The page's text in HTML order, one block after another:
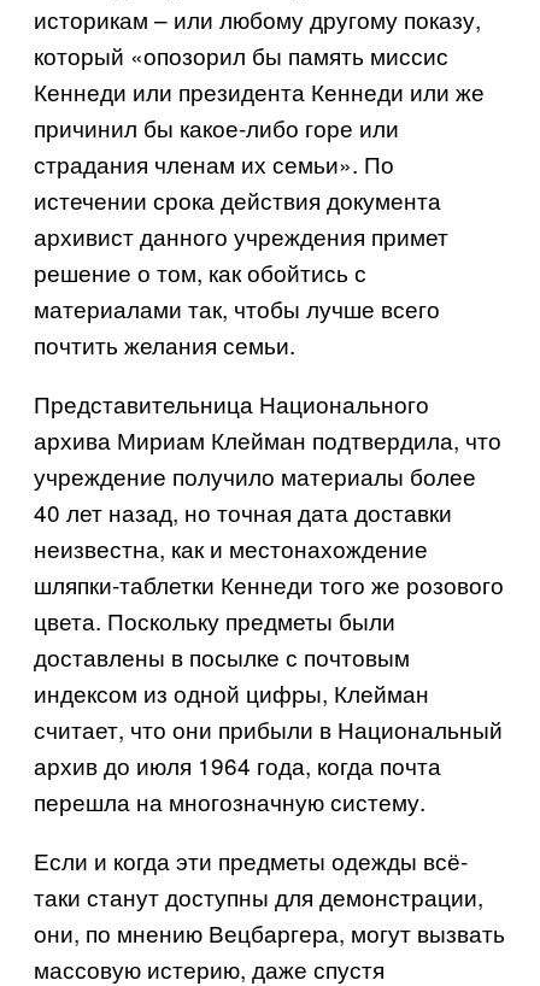
историкам – или любому другому показу,
который «опозорил бы память миссис
Кеннеди или президента Кеннеди или же
причинил бы какое-либо горе или
страдания членам их семьи». По
истечении срока действия документа
архивист данного учреждения примет
решение о том, как обойтись с
материалами так, чтобы лучше всего
почтить желания семьи.
Представительница Национального
архива Мириам Клейман подтвердила, что
учреждение получило материалы более
40 лет назад, но точная дата доставки
неизвестна, как и местонахождение
шляпки-таблетки Кеннеди того же розового
цвета. Поскольку предметы были
доставлены в посылке с почтовым
индексом из одной цифры, Клейман
считает, что они прибыли в Национальный
архив до июля 1964 года, когда почта
перешла на многозначную систему.
Если и когда эти предметы одежды всё-
таки станут доступны для демонстрации,
они, по мнению Вецбаргера, могут вызвать
массовую истерию, даже спустя